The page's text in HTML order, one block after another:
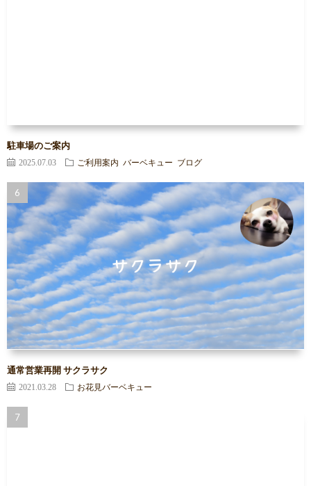
駐車場のご案内
2025.07.03 ご利用案内 バーベキュー ブログ
通常営業再開 サクラサク
2021.03.28 お花見バーベキュー